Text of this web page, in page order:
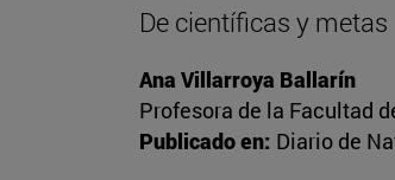
De científicas y metas
Ana Villarroya Ballarín
Profesora de la Facultad
Publicado en: Diario de